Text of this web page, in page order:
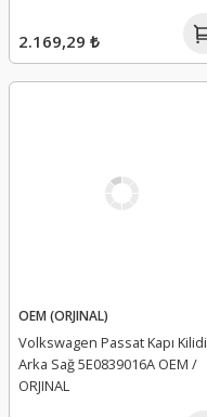
2.169,29 ₺
OEM (ORJINAL)
Volkswagen Passat Kapı Kilidi
Arka Sağ 5E0839016A OEM /
ORJINAL